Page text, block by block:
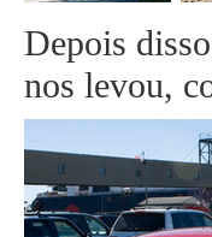
Depois
nos levou,